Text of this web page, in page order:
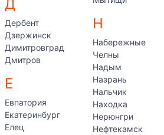
Д
Дербент
Дзержинск
Димитровград
Дмитров
Е
Евпатория
Екатеринбург
Елец
Н
Набережные
Челны
Надым
Назрань
Нальчик
Находка
Нерюнгри
Нефтекамск